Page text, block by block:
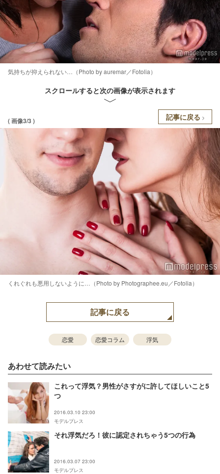
気持ちが抑えられない…（Photo by auremar／Fotolia）
スクロールすると次の画像が表示されます
( 画像3/3 ) 記事に戻る
くれぐれも悪用しないように…（Photo by Photographee.eu／Fotolia）
記事に戻る
恋愛 恋愛コラム 浮気
あわせて読みたい
これって浮気？男性がさすがに許してほしいこと5
つ
2016.03.10 23:00
モデルプレス
それ浮気だろ！彼に認定されちゃう5つの行為
2016.03.07 23:00
モデルプレス